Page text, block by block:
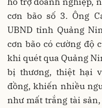
cơn bão số 3. Ông
UBND tỉnh Quảng
cơn bão có cường độ
khi quét qua Quảng
bị thương, thiệt hại
đồng, khiến nhiều
như mất trắng tài